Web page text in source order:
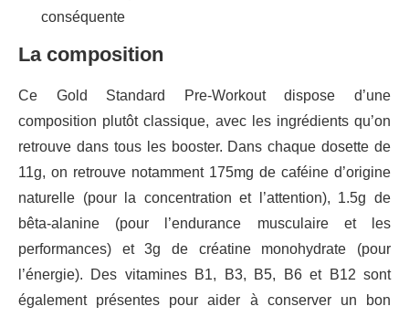
conséquente
La composition
Ce Gold Standard Pre-Workout dispose d’une
composition plutôt classique, avec les ingrédients qu’on
retrouve dans tous les booster. Dans chaque dosette de
11g, on retrouve notamment 175mg de caféine d’origine
naturelle (pour la concentration et l’attention), 1.5g de
bêta-alanine (pour l’endurance musculaire et les
performances) et 3g de créatine monohydrate (pour
l’énergie). Des vitamines B1, B3, B5, B6 et B12 sont
également présentes pour aider à conserver un bon